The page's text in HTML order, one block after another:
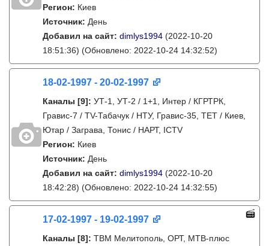
Регион: Киев
Источник: День
Добавил на сайт: dimlys1994 (2022-10-20
18:51:36) (Обновлено: 2022-10-24 14:32:52)
18-02-1997 - 20-02-1997
Каналы [9]: УТ-1, УТ-2 / 1+1, Интер / КГРТРК,
Гравис-7 / TV-Табачук / НТУ, Гравис-35, ТЕТ / Киев,
Ютар / Заграва, Тонис / НАРТ, ICTV
Регион: Киев
Источник: День
Добавил на сайт: dimlys1994 (2022-10-20
18:42:28) (Обновлено: 2022-10-24 14:32:55)
17-02-1997 - 19-02-1997
Каналы [8]: ТВМ Мелитополь, ОРТ, МТВ-плюс